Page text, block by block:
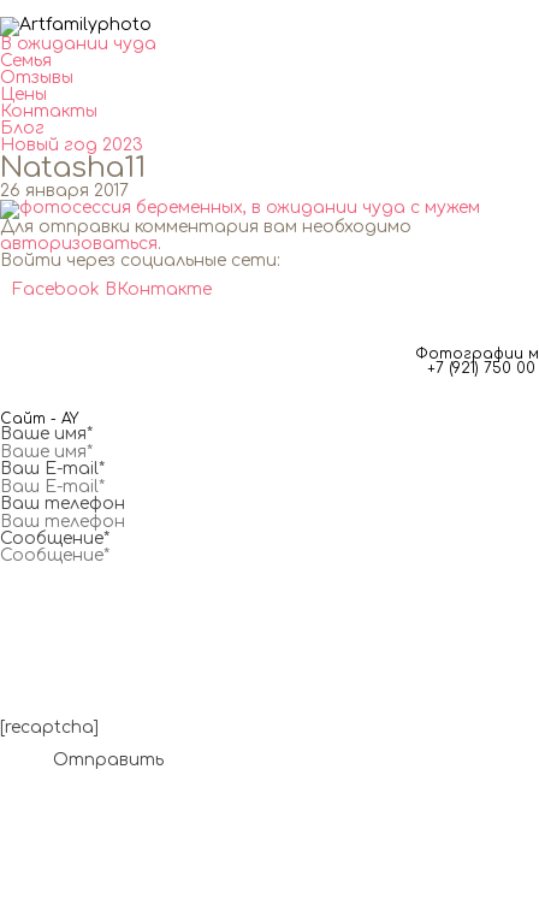
В ожидании чуда
Семья
Отзывы
Цены
Контакты
Блог
Новый год 2023
Natasha11
26 января 2017
Для отправки комментария вам необходимо
авторизоваться.
Войти через социальные сети:
Facebook ВКонтакте
Фотографии
+7 (921) 750
Сайт - AY
Ваше имя*
Ваш E-mail*
Ваш телефон
Сообщение*
[recaptcha]